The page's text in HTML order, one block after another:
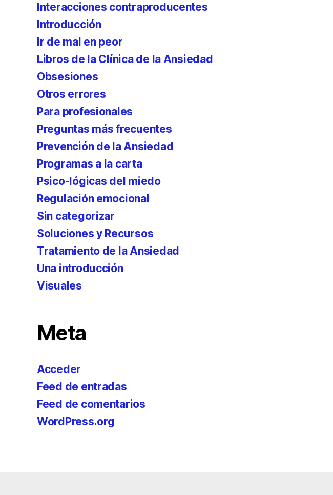
Interacciones contraproducentes
Introducción
Ir de mal en peor
Libros de la Clínica de la Ansiedad
Obsesiones
Otros errores
Para profesionales
Preguntas más frecuentes
Prevención de la Ansiedad
Programas a la carta
Psico-lógicas del miedo
Regulación emocional
Sin categorizar
Soluciones y Recursos
Tratamiento de la Ansiedad
Una introducción
Visuales
Meta
Acceder
Feed de entradas
Feed de comentarios
WordPress.org